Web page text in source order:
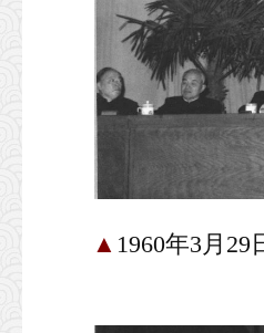
▲ 1960年3月